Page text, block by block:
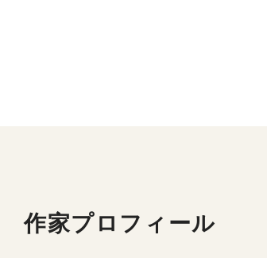
作家プロフィール